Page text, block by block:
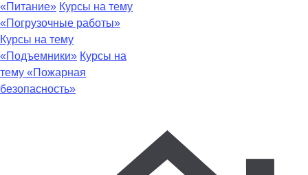
«Питание» Курсы на тему
«Погрузочные работы»
Курсы на тему
«Подъемники» Курсы на
тему «Пожарная
безопасность»